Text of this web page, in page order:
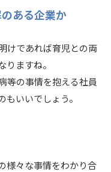
ある企業か
けであれば育児との両
ますね。
等の事情を抱える社員
いいでしょう。
様々な事情をわかり合